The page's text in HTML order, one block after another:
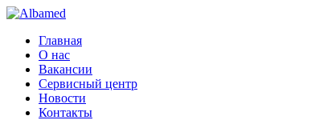
Главная
О нас
Вакансии
Сервисный центр
Новости
Контакты